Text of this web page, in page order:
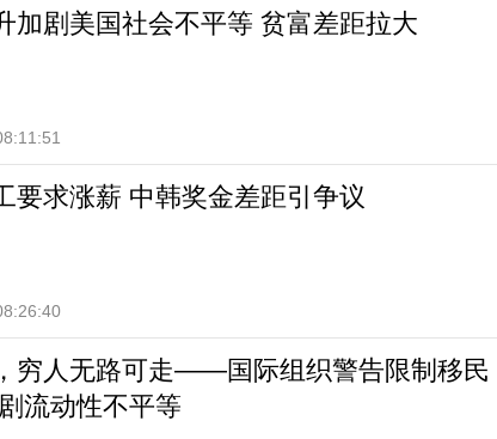
加剧美国社会不平等 贫富差距拉大
要求涨薪 中韩奖金差距引争议
穷人无路可走——国际组织警告限制移民
流动性不平等